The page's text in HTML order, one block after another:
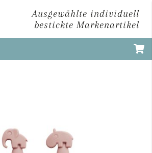
Ausgewählte individuell
bestickte Markenartikel